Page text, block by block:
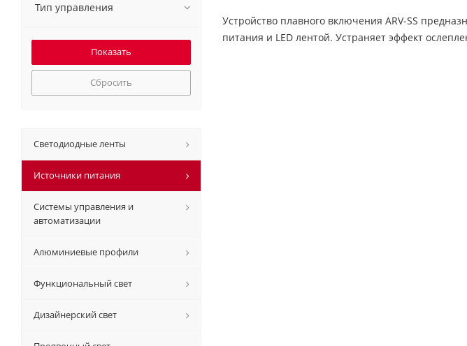
Устройство плавного включения ARV-SS
питания и LED лентой. Устраняет эффект
Тип управления
Сбросить
Светодиодные ленты
Источники питания
Системы управления и
автоматизации
Алюминиевые профили
Функциональный свет
Дизайнерский свет